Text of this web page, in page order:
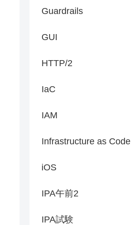
Guardrails
GUI
HTTP/2
IaC
IAM
Infrastructure as Code
iOS
IPA午前2
IPA試験